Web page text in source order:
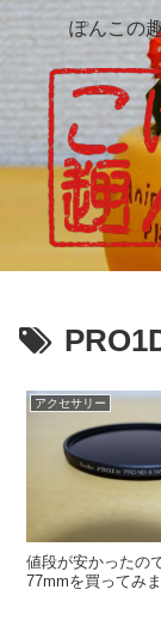
ぽんこの
アクセサリー
値段が安かったの
77mmを買ってみま